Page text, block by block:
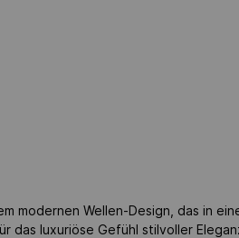
modernen Wellen-Design, das in
das luxuriöse Gefühl stilvoller